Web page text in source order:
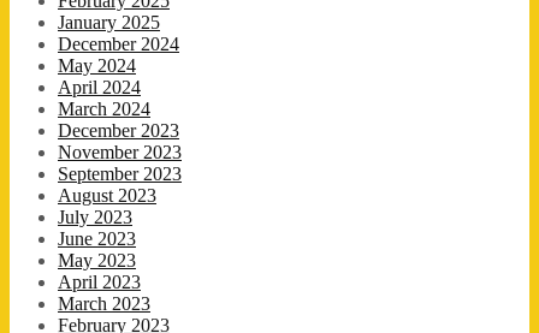
January 2025
December 2024
May 2024
April 2024
March 2024
December 2023
November 2023
September 2023
August 2023
July 2023
June 2023
May 2023
April 2023
March 2023
February 2023